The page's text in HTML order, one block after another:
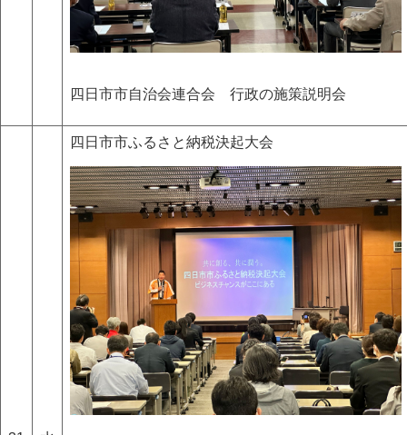
四日市市自治会連合会 行政の施策説明会
四日市市ふるさと納税決起大会